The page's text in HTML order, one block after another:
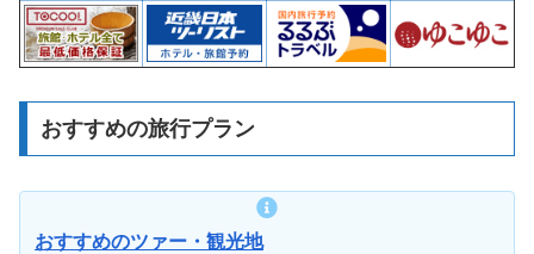
おすすめの旅行プラン
おすすめのツァー・観光地